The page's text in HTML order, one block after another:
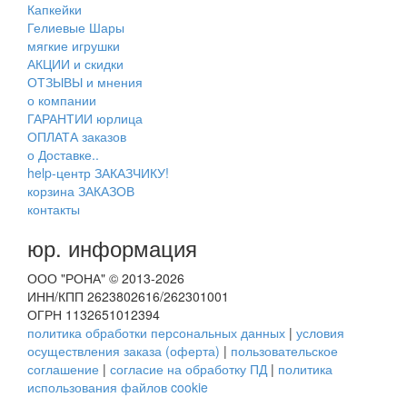
Капкейки
Гелиевые Шары
мягкие игрушки
АКЦИИ и скидки
ОТЗЫВЫ и мнения
о компании
ГАРАНТИИ юрлица
ОПЛАТА заказов
о Доставке..
help-центр ЗАКАЗЧИКУ!
корзина ЗАКАЗОВ
контакты
юр. информация
ООО "РОНА" © 2013-2026
ИНН/КПП 2623802616/262301001
ОГРН 1132651012394
политика обработки персональных данных | условия
осуществления заказа (оферта) | пользовательское
соглашение | согласие на обработку ПД | политика
использования файлов cookie